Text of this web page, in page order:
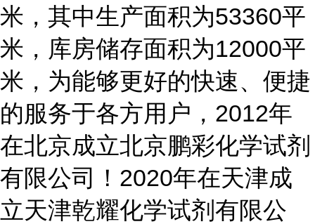
米，其中生产面积为53360平
米，库房储存面积为12000平
米，为能够更好的快速、便捷
的服务于各方用户，2012年
在北京成立北京鹏彩化学试剂
有限公司！2020年在天津成
立天津乾耀化学试剂有限公